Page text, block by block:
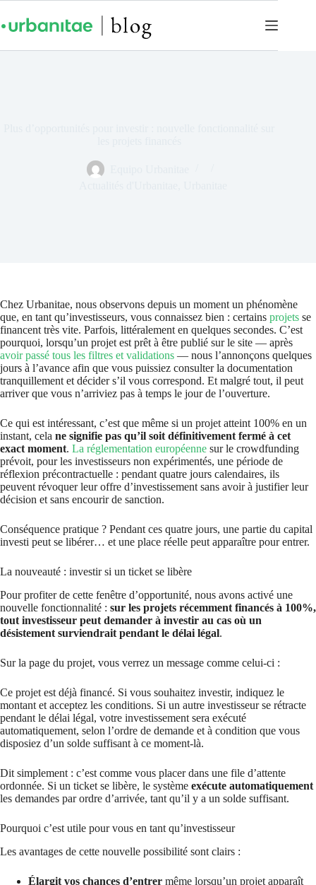
Chez Urbanitae, nous observons depuis un moment un phénomène
que, en tant qu’investisseurs, vous connaissez bien : certains projets se
financent très vite. Parfois, littéralement en quelques secondes. C’est
pourquoi, lorsqu’un projet est prêt à être publié sur le site — après
avoir passé tous les filtres et validations — nous l’annonçons quelques
jours à l’avance afin que vous puissiez consulter la documentation
tranquillement et décider s’il vous correspond. Et malgré tout, il peut
arriver que vous n’arriviez pas à temps le jour de l’ouverture.
Ce qui est intéressant, c’est que même si un projet atteint 100% en un
instant, cela ne signifie pas qu’il soit définitivement fermé à cet
exact moment. La réglementation européenne sur le crowdfunding
prévoit, pour les investisseurs non expérimentés, une période de
réflexion précontractuelle : pendant quatre jours calendaires, ils
peuvent révoquer leur offre d’investissement sans avoir à justifier leur
décision et sans encourir de sanction.
Conséquence pratique ? Pendant ces quatre jours, une partie du capital
investi peut se libérer… et une place réelle peut apparaître pour entrer.
La nouveauté : investir si un ticket se libère
Pour profiter de cette fenêtre d’opportunité, nous avons activé une
nouvelle fonctionnalité : sur les projets récemment financés à 100%,
tout investisseur peut demander à investir au cas où un
désistement surviendrait pendant le délai légal.
Sur la page du projet, vous verrez un message comme celui-ci :
Ce projet est déjà financé. Si vous souhaitez investir, indiquez le
montant et acceptez les conditions. Si un autre investisseur se rétracte
pendant le délai légal, votre investissement sera exécuté
automatiquement, selon l’ordre de demande et à condition que vous
disposiez d’un solde suffisant à ce moment-là.
Dit simplement : c’est comme vous placer dans une file d’attente
ordonnée. Si un ticket se libère, le système exécute automatiquement
les demandes par ordre d’arrivée, tant qu’il y a un solde suffisant.
Pourquoi c’est utile pour vous en tant qu’investisseur
Les avantages de cette nouvelle possibilité sont clairs :
Élargit vos chances d’entrer même lorsqu’un projet apparaît